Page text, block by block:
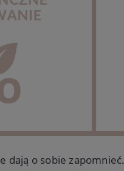
dają o sobie